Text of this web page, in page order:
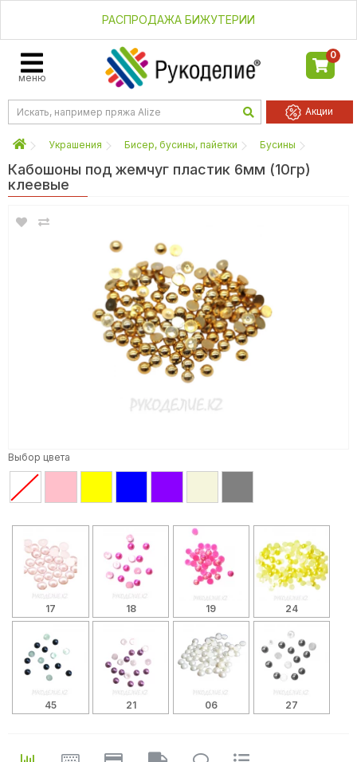
РАСПРОДАЖА БИЖУТЕРИИ
меню
0
Акции
Украшения Бисер, бусины, пайетки Бусины
Кабошоны под жемчуг пластик 6мм (10гр)
клеевые
Выбор цвета
17 18 19 24
45 21 06 27